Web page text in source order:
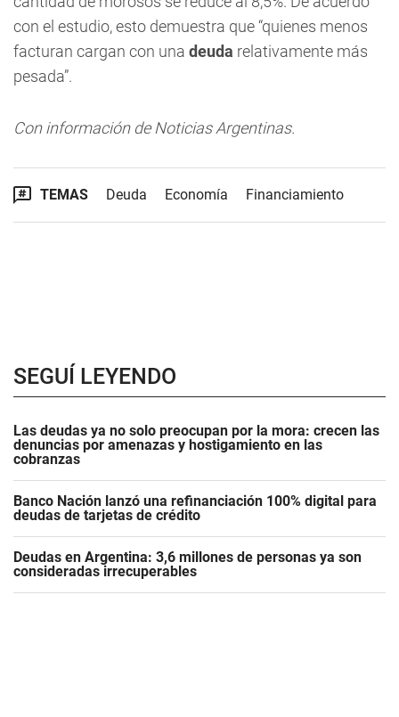
con el estudio, esto demuestra que “quienes menos
facturan cargan con una deuda relativamente más
pesada”.
Con información de Noticias Argentinas.
TEMAS Deuda Economía Financiamiento
SEGUÍ LEYENDO
Las deudas ya no solo preocupan por la mora: crecen las
denuncias por amenazas y hostigamiento en las
cobranzas
Banco Nación lanzó una refinanciación 100% digital para
deudas de tarjetas de crédito
Deudas en Argentina: 3,6 millones de personas ya son
consideradas irrecuperables